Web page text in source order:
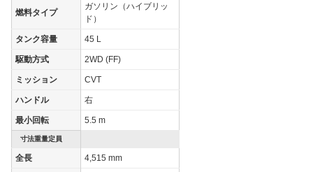
速道路)
JC08モード -
1015モード 38km/L
60km定地 -
装備オプション 装備詳細を見る
燃料タイプ
ガソリン（ハイブリッ
ド）
タンク容量 45 L
駆動方式 2WD (FF)
ミッション CVT
ハンドル 右
最小回転 5.5 m
寸法重量定員
全長 4,515 mm